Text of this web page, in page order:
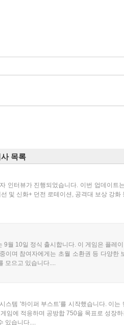
목록
터뷰가 진행되었습니다. 이번 업데이트
및 신화+ 던전 로테이션, 공격대 보상 강
월 10일 정식 출시합니다. 이 게임은 플레
며 참여자에게는 초월 소환권 등 다양한
모으고 있습니다....
템 '하이퍼 부스트'를 시작했습니다. 이
임에 적응하며 공방합 750을 목표로 성장
있습니다....